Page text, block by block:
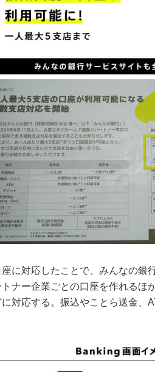
に対応したことで、みんなの銀
ナー企業ごとの口座を作れるほ
対応する。振込やことら送金、